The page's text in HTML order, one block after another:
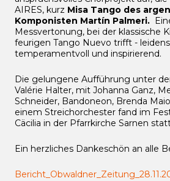
AIRES, kurz Misa Tango des
Komponisten Martín Palmeri.
Messvertonung, bei der klassische
feurigen Tango Nuevo trifft -
temperamentvoll und inspirierend.
Die gelungene Aufführung unter
Valérie Halter, mit Johanna Ganz,
Schneider, Bandoneon, Brenda
einem Streichorchester fand im
Cäcilia in der Pfarrkirche Sarnen
Ein herzliches Dankeschön an alle